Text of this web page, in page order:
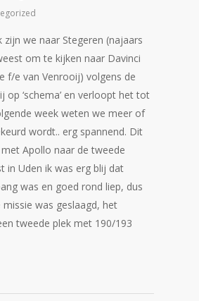
zijn we naar Stegeren (najaars
om te kijken naar Davinci
f/e van Venrooij) volgens de
op ‘schema’ en verloopt het tot
week weten we meer of
wordt.. erg spannend. Dit
Apollo naar de tweede
in Uden ik was erg blij dat
was en goed rond liep, dus
was geslaagd, het
tweede plek met 190/193